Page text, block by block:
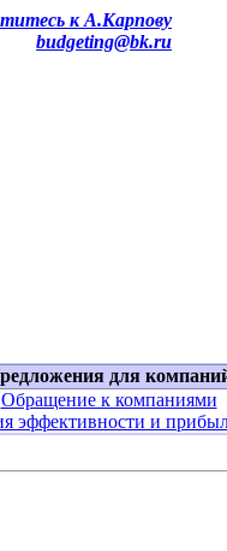
к А.Карпову
budgeting@bk.ru
для
Обращение к компаниями
эффективности и